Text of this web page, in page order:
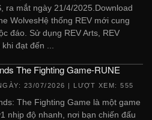
ra mắt ngày 21/4/2025.Download
WolvesHệ thống REV mới cung
đáo. Sử dụng REV Arts, REV
đạt đến ...
The Fighting Game-RUNE
23/07/2026 | LƯỢT XEM: 555
The Fighting Game là một game
nhịp độ nhanh, nơi bạn chiến đấu